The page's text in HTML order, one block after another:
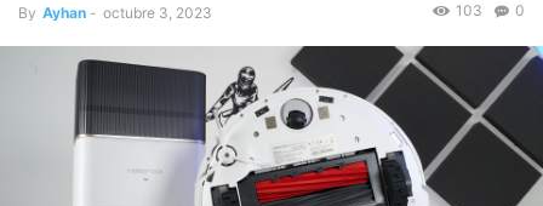
By Ayhan - octubre 3, 2023 0
103